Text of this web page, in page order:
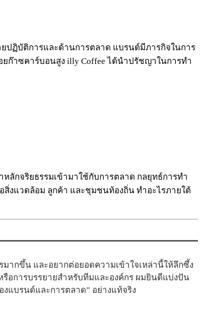
ปฏิบัติการและด้านการตลาด แบรนด์มีภารกิจในการ
ก๊าซคาร์บอนสูง illy Coffee ได้นำปรัชญาในการทำ
ลักจริยธรรมเข้ามาใช้กับการตลาด กลยุทธ์การทำ
งแวดล้อม ลูกค้า และชุมชนท้องถิ่น ทำอะไรภายใต้
ากขึ้น และอยากต่อยอดความเข้าใจเหล่านี้ให้ลึกซึ้ง
อการบรรยายสำหรับทีมและองค์กร ผมยินดีแบ่งปัน
แบรนด์และการตลาด” อย่างแท้จริง